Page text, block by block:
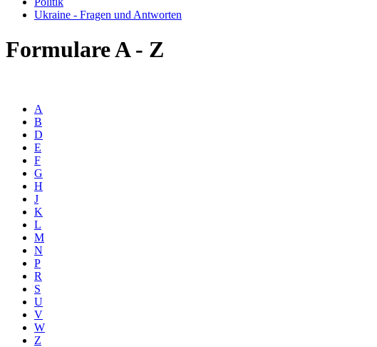
Ukraine - Fragen und Antworten
Formulare A - Z
A
B
D
E
F
G
H
J
K
L
M
N
P
R
S
U
V
W
Z